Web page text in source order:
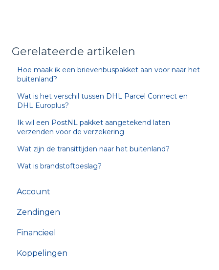
Gerelateerde artikelen
Hoe maak ik een brievenbuspakket aan voor naar het
buitenland?
Wat is het verschil tussen DHL Parcel Connect en
DHL Europlus?
Ik wil een PostNL pakket aangetekend laten
verzenden voor de verzekering
Wat zijn de transittijden naar het buitenland?
Wat is brandstoftoeslag?
Account
Zendingen
Financieel
Koppelingen